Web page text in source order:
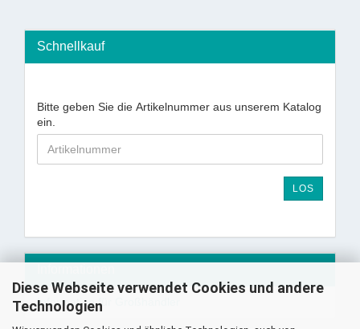
Diese Webseite verwendet Cookies und andere
Technologien
Schnellkauf
Bitte geben Sie die Artikelnummer aus unserem Katalog
ein.
LOS
Information für Großhändler